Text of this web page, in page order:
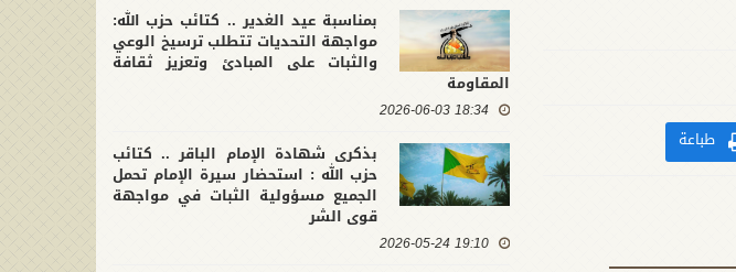
طباعة
بمناسبة عيد الغدير .. كتائب حزب الله:
مواجهة التحديات تتطلب ترسيخ الوعي
والثبات على المبادئ وتعزيز ثقافة
المقاومة
18:34 2026-06-03
بذكرى شهادة الإمام الباقر .. كتائب
حزب الله : استحضار سيرة الإمام تحمل
الجميع مسؤولية الثبات في مواجهة
قوى الشر
19:10 2026-05-24